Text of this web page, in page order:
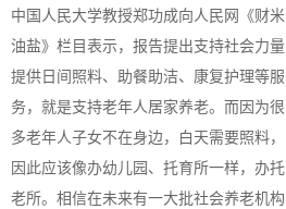
中国人民大学教授郑功成向人民网《财米
油盐》栏目表示，报告提出支持社会力量
提供日间照料、助餐助洁、康复护理等服
务，就是支持老年人居家养老。而因为很
多老年人子女不在身边，白天需要照料，
因此应该像办幼儿园、托育所一样，办托
老所。相信在未来有一大批社会养老机构